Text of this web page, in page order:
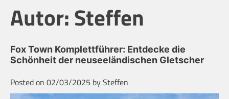
Autor:Steffen
Fox Town Komplettführer: Entdecke die
Schönheit der neuseeländischen Gletscher
Posted on 02/03/2025 bySteffen